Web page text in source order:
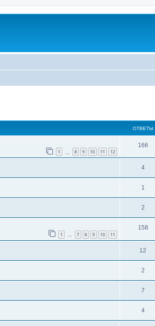
ОТВЕТЫ
1 8 9 10 11 12
166
4
1
2
1 … 7 8 9 10 11
158
12
2
7
4